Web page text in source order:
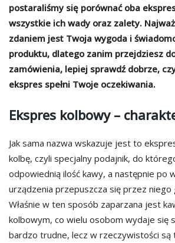
postaraliśmy się porównać oba
wszystkie ich wady oraz zalety.
zdaniem jest Twoja wygoda i
produktu, dlatego zanim przejdziesz
zamówienia, lepiej sprawdź dobrze,
ekspres spełni Twoje oczekiwania.
Ekspres kolbowy –
Jak sama nazwa wskazuje jest to
kolbę, czyli specjalny podajnik, do
odpowiednią ilość kawy, a następnie po
urządzenia przepuszcza się przez niego
Właśnie w ten sposób zaparzana jest
kolbowym, co wielu osobom wydaje się
bardzo trudne, lecz w rzeczywistości są